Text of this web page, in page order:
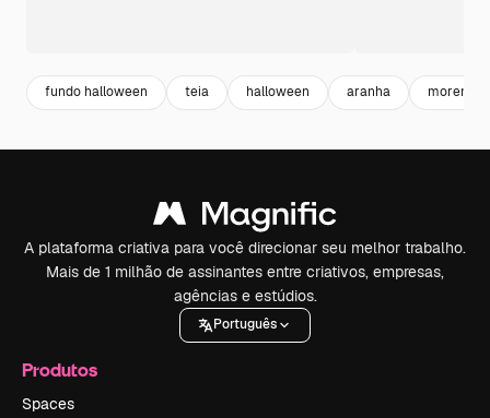
fundo halloween teia halloween aranha morena
A plataforma criativa para você direcionar seu melhor trabalho.
Mais de 1 milhão de assinantes entre criativos, empresas,
agências e estúdios.
Português
Produtos
Spaces